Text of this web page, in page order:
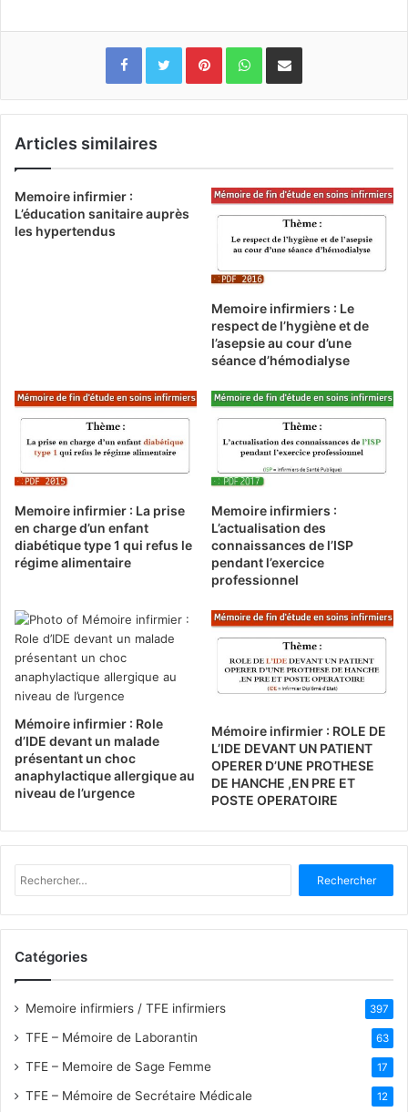
Pinterest WhatsApp
Articles similaires
Memoire infirmier :
L’éducation sanitaire auprès
les hypertendus
Memoire infirmiers : Le
respect de l’hygiène et de
l’asepsie au cour d’une
séance d’hémodialyse
Memoire infirmier : La prise
en charge d’un enfant
diabétique type 1 qui refus le
régime alimentaire
Memoire infirmiers :
L’actualisation des
connaissances de l’ISP
pendant l’exercice
professionnel
Mémoire infirmier : Role
d’IDE devant un malade
présentant un choc
anaphylactique allergique au
niveau de l’urgence
Mémoire infirmier : ROLE DE
L’IDE DEVANT UN PATIENT
OPERER D’UNE PROTHESE
DE HANCHE ,EN PRE ET
POSTE OPERATOIRE
e
c
h
Catégories
Memoire infirmiers / TFE infirmiers 397
TFE – Mémoire de Laborantin 63
TFE – Memoire de Sage Femme 17
TFE – Mémoire de Secrétaire Médicale 12